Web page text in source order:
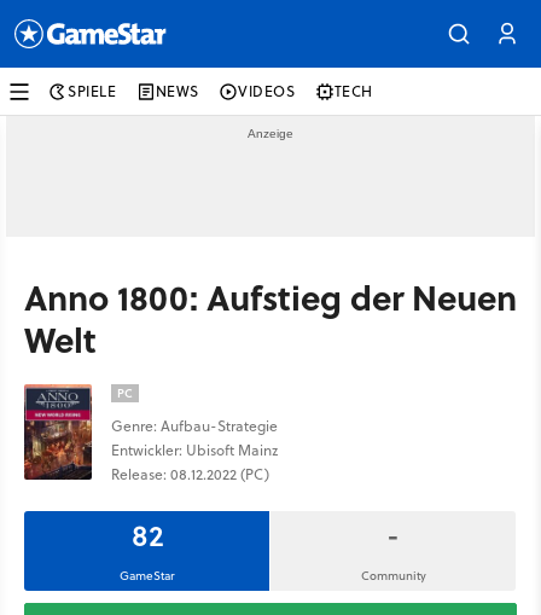
SPIELE NEWS VIDEOS TECH
Anno 1800: Aufstieg der Neuen
Welt
PC
Genre: Aufbau-Strategie
Entwickler: Ubisoft Mainz
Release: 08.12.2022 (PC)
82
GameStar
-
Community